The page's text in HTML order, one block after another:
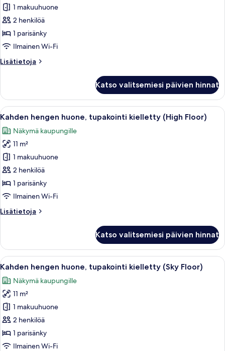
Kahden
hengen
huone,
tupakointi
(No
1 makuuhuone
2 henkilöä
1 parisänky
Ilmainen Wi-Fi
Lisätietoja
Lisätietoja
huone,
tupakointi
kielletty
View)
Katso valitsemiesi päivien hinnat
Avaa
kaikki
huonetyypin
Kahden
hengen
huone,
tupakointi
kielletty
Floor)
Hotellihuone, jossa on sänky,
46
Kahden hengen huone, tupakointi kielletty (High Floor)
Näkymä kaupungille
11 m²
1 makuuhuone
2 henkilöä
1 parisänky
Ilmainen Wi-Fi
Lisätietoja
Lisätietoja
huone,
tupakointi
kielletty
Floor)
Katso valitsemiesi päivien hinnat
Avaa
kaikki
huonetyypin
Kahden
hengen
huone,
tupakointi
kielletty
Hotellihuone, jossa on sänky,
46
Kahden hengen huone, tupakointi kielletty (Sky Floor)
Näkymä kaupungille
11 m²
1 makuuhuone
2 henkilöä
1 parisänky
Ilmainen Wi-Fi